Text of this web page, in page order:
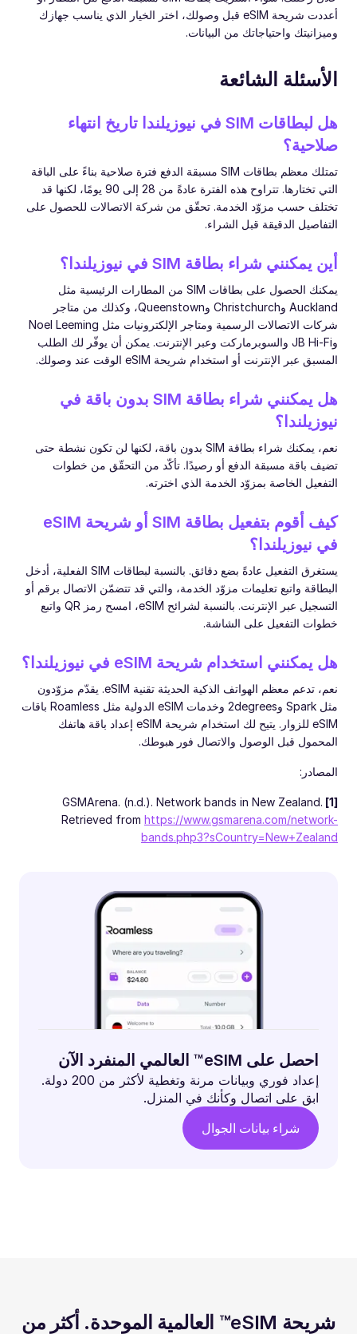
أعددت شريحة eSIM قبل وصولك، اختر الخيار الذي يناسب جهازك
وميزانيتك واحتياجاتك من البيانات.
الأسئلة الشائعة
هل لبطاقات SIM في نيوزيلندا تاريخ انتهاء
صلاحية؟
تمتلك معظم بطاقات SIM مسبقة الدفع فترة صلاحية بناءً على الباقة
التي تختارها. تتراوح هذه الفترة عادةً من 28 إلى 90 يومًا، لكنها قد
تختلف حسب مزوّد الخدمة. تحقّق من شركة الاتصالات للحصول على
التفاصيل الدقيقة قبل الشراء.
أين يمكنني شراء بطاقة SIM في نيوزيلندا؟
يمكنك الحصول على بطاقات SIM من المطارات الرئيسية مثل
Auckland وChristchurch وQueenstown، وكذلك من متاجر
شركات الاتصالات الرسمية ومتاجر الإلكترونيات مثل Noel Leeming
وJB Hi-Fi والسوبرماركت وعبر الإنترنت. يمكن أن يوفّر لك الطلب
المسبق عبر الإنترنت أو استخدام شريحة eSIM الوقت عند وصولك.
هل يمكنني شراء بطاقة SIM بدون باقة في
نيوزيلندا؟
نعم، يمكنك شراء بطاقة SIM بدون باقة، لكنها لن تكون نشطة حتى
تضيف باقة مسبقة الدفع أو رصيدًا. تأكّد من التحقّق من خطوات
التفعيل الخاصة بمزوّد الخدمة الذي اخترته.
كيف أقوم بتفعيل بطاقة SIM أو شريحة eSIM
في نيوزيلندا؟
يستغرق التفعيل عادةً بضع دقائق. بالنسبة لبطاقات SIM الفعلية، أدخل
البطاقة واتبع تعليمات مزوّد الخدمة، والتي قد تتضمّن الاتصال برقم أو
التسجيل عبر الإنترنت. بالنسبة لشرائح eSIM، امسح رمز QR واتبع
خطوات التفعيل على الشاشة.
هل يمكنني استخدام شريحة eSIM في نيوزيلندا؟
نعم، تدعم معظم الهواتف الذكية الحديثة تقنية eSIM. يقدّم مزوّدون
مثل Spark و2degrees وخدمات eSIM الدولية مثل Roamless باقات
eSIM للزوار. يتيح لك استخدام شريحة eSIM إعداد باقة هاتفك
المحمول قبل الوصول والاتصال فور هبوطك.
المصادر:
[1]
GSMArena. (n.d.). Network bands in New Zealand.
Retrieved from https://www.gsmarena.com/network-
bands.php3?sCountry=New+Zealand
احصل على eSIM™ العالمي المنفرد الآن
إعداد فوري وبيانات مرنة وتغطية لأكثر من 200 دولة.
ابق على اتصال وكأنك في المنزل.
شراء بيانات الجوال
شريحة eSIM™ العالمية الموحدة. أكثر من